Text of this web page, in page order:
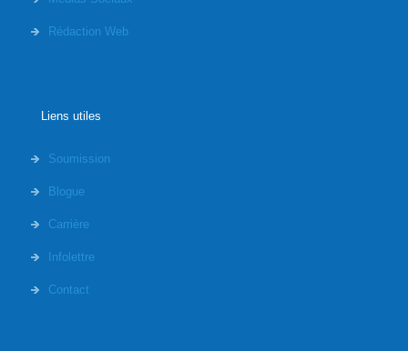
Rédaction Web
Liens utiles
Soumission
Blogue
Carrière
Infolettre
Contact